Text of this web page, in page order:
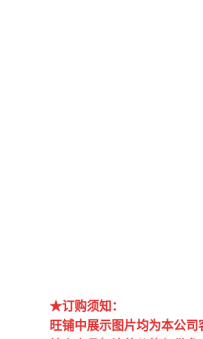
★订购须知：
旺铺中展示图片均为本公